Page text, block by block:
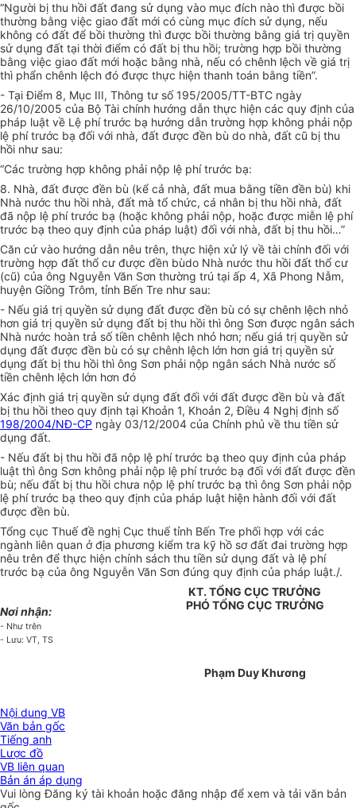
“Người bị thu hồi đất đang sử dụng vào mục đích nào thì được bồi
thường bằng việc giao đất mới có cùng mục đích sử dụng, nếu
không có đất để bồi thường thì được bồi thường bằng giá trị quyền
sử dụng đất tại thời điểm có đất bị thu hồi; trường hợp bồi thường
bằng việc giao đất mới hoặc bằng nhà, nếu có chênh lệch về giá trị
thì phẩn chênh lệch đó được thực hiện thanh toán bằng tiền”.
- Tại Điểm 8, Mục III, Thông tư số 195/2005/TT-BTC ngày
26/10/2005 của Bộ Tài chính hướng dẫn thực hiện các quy định của
pháp luật về Lệ phí trước bạ hướng dẫn trường hợp không phải nộp
lệ phí trước bạ đối với nhà, đất được đền bù do nhà, đất cũ bị thu
hồi như sau:
“Các trường hợp không phải nộp lệ phí trước bạ:
8. Nhà, đất được đền bù (kể cả nhà, đất mua bằng tiền đền bù) khi
Nhà nước thu hồi nhà, đất mà tổ chức, cá nhân bị thu hồi nhà, đất
đã nộp lệ phí trước bạ (hoặc không phải nộp, hoặc được miễn lệ phí
trước bạ theo quy định của pháp luật) đối với nhà, đất bị thu hồi…”
Căn cứ vào hướng dẫn nêu trên, thực hiện xử lý về tài chính đối với
trường hợp đất thổ cư được đền bùdo Nhà nước thu hồi đất thổ cư
(cũ) của ông Nguyễn Văn Sơn thường trú tại ấp 4, Xã Phong Nẫm,
huyện Giồng Trôm, tỉnh Bến Tre như sau:
- Nếu giá trị quyền sử dụng đất được đền bù có sự chênh lệch nhỏ
hơn giá trị quyền sử dụng đất bị thu hồi thì ông Sơn được ngân sách
Nhà nước hoàn trả số tiền chênh lệch nhỏ hơn; nếu giá trị quyền sử
dụng đất được đền bù có sự chênh lệch lớn hơn giá trị quyền sử
dụng đất bị thu hồi thì ông Sơn phải nộp ngân sách Nhà nước số
tiền chênh lệch lớn hơn đó
Xác định giá trị quyền sử dụng đất đối với đất được đền bù và đất
bị thu hồi theo quy định tại Khoản 1, Khoản 2, Điều 4 Nghị định số
198/2004/NĐ-CP ngày 03/12/2004 của Chính phủ về thu tiền sử
dụng đất.
- Nếu đất bị thu hồi đã nộp lệ phí trước bạ theo quy định của pháp
luật thì ông Sơn không phải nộp lệ phí trước bạ đối với đất được đền
bù; nếu đất bị thu hồi chưa nộp lệ phí trước bạ thì ông Sơn phải nộp
lệ phí trước bạ theo quy định của pháp luật hiện hành đối với đất
được đền bù.
Tổng cục Thuế đề nghị Cục thuế tỉnh Bến Tre phối hợp với các
ngành liên quan ở địa phương kiểm tra kỹ hồ sơ đất đai trường hợp
nêu trên để thực hiện chính sách thu tiền sử dụng đất và lệ phí
trước bạ của ông Nguyễn Văn Sơn đúng quy định của pháp luật./.
Nơi nhận:
- Như trên
- Lưu: VT, TS
KT. TỔNG CỤC TRƯỞNG
PHÓ TỔNG CỤC TRƯỞNG
Phạm Duy Khương
Nội dung VB
Văn bản gốc
Tiếng anh
Lược đồ
VB liên quan
Bản án áp dụng
Vui lòngĐăng ký tài khoản hoặc đăng nhập để xem và tải văn bản